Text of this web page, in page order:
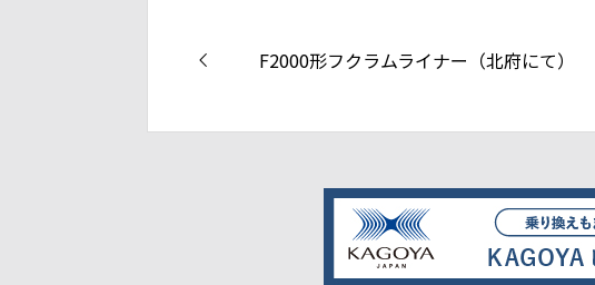
F2000形フクラムライナー（北府にて）